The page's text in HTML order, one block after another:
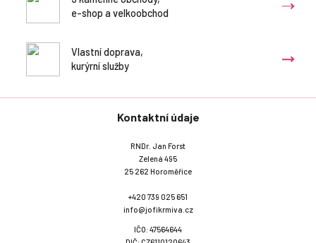
e-shop a velkoobchod
Vlastní doprava,
kurýrní služby
Kontaktní údaje
RNDr. Jan Forst
Zelená 495
25 262 Horoměřice
+420 739 025 651
info@jofikrmiva.cz
IČO: 47564644